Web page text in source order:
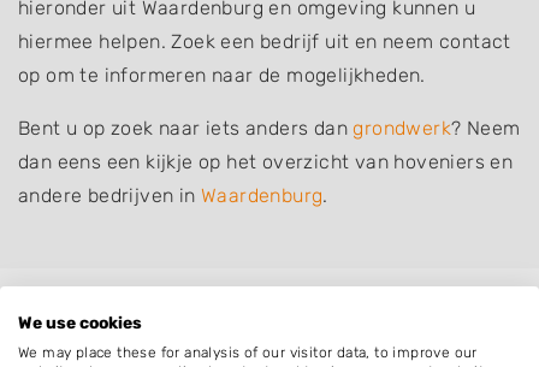
hieronder uit Waardenburg en omgeving kunnen u
hiermee helpen. Zoek een bedrijf uit en neem contact
op om te informeren naar de mogelijkheden.
Bent u op zoek naar iets anders dangrondwerk? Neem
dan eens een kijkje op het overzicht van hoveniers en
andere bedrijven in Waardenburg.
Plaatsen in de buurt
We use cookies
We may place these for analysis of our visitor data, to improve our